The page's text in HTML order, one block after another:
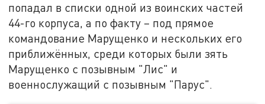
попадал в списки одной из воинских частей
44-го корпуса, а по факту – под прямое
командование Марущенко и нескольких его
приближённых, среди которых были зять
Марущенко с позывным "Лис" и
военнослужащий с позывным "Парус".